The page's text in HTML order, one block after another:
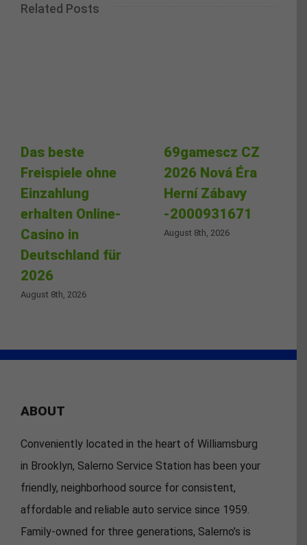
Related Posts
Das beste
Freispiele ohne
Einzahlung
erhalten Online-
Casino in
Deutschland für
2026
August 8th, 2026
69gamescz CZ
2026 Nová Éra
Herní Zábavy
-2000931671
August 8th, 2026
ABOUT
Conveniently located in the heart of Williamsburg
in Brooklyn, Salerno Service Station has been your
friendly, neighborhood source for consistent,
affordable and reliable auto service since 1959.
Family-owned for three generations, Salerno’s is